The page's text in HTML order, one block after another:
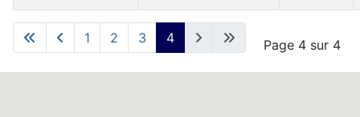
Articles
Page 4 sur 4
1 2 3 4